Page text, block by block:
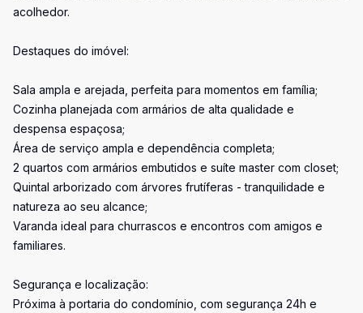
acolhedor.
Destaques do imóvel:
Sala ampla e arejada, perfeita para momentos em família;
Cozinha planejada com armários de alta qualidade e
despensa espaçosa;
Área de serviço ampla e dependência completa;
2 quartos com armários embutidos e suíte master com closet;
Quintal arborizado com árvores frutíferas - tranquilidade e
natureza ao seu alcance;
Varanda ideal para churrascos e encontros com amigos e
familiares.
Segurança e localização:
Próxima à portaria do condomínio, com segurança 24h e